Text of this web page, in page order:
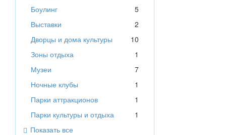
Боулинг
5
Выставки
2
Дворцы и дома культуры
10
Зоны отдыха
1
Музеи
7
Ночные клубы
1
Парки аттракционов
1
Парки культуры и отдыха
1
Показать все